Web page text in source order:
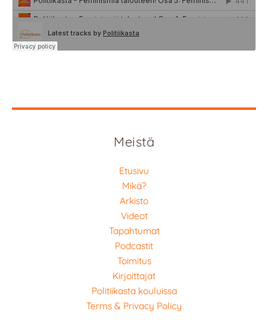
Meistä
Etusivu
Mikä?
Arkisto
Videot
Tapahtumat
Podcastit
Toimitus
Kirjoittajat
Politiikasta kouluissa
Terms & Privacy Policy